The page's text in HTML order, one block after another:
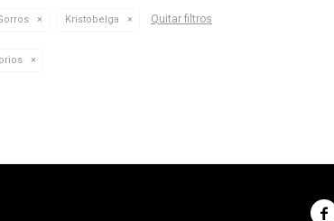
Kristobelga Quitar filtros
